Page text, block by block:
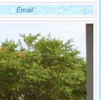
Email